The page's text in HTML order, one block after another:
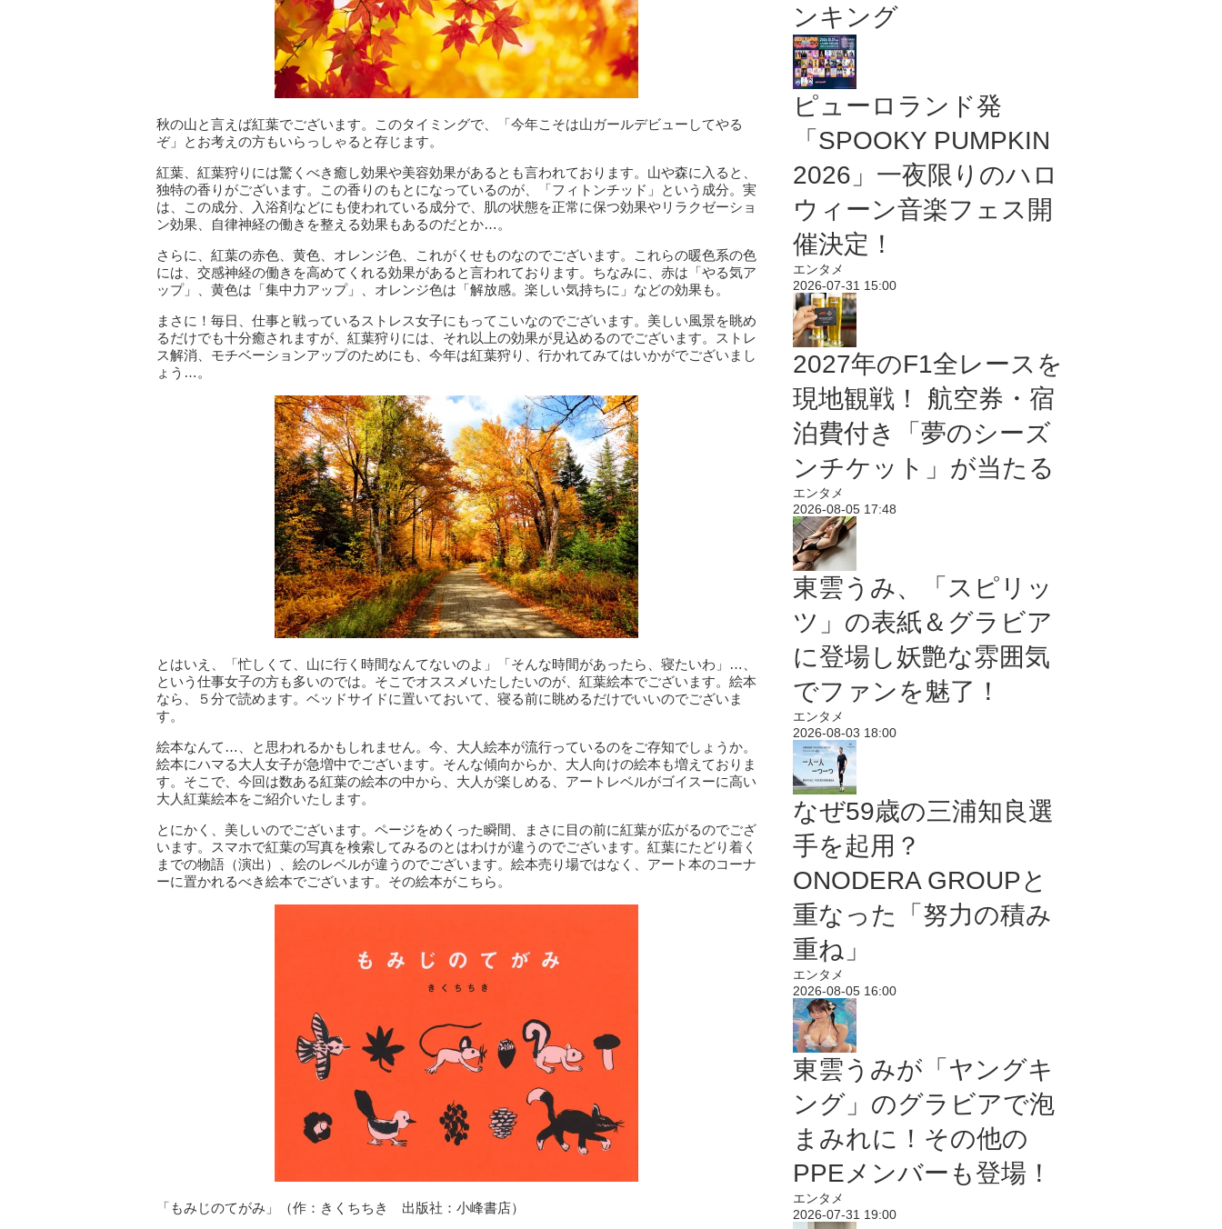
秋の山と言えば紅葉でございます。このタイミングで、「今年こそは山ガールデビューしてやる
ぞ」とお考えの方もいらっしゃると存じます。
紅葉、紅葉狩りには驚くべき癒し効果や美容効果があるとも言われております。山や森に入ると、
独特の香りがございます。この香りのもとになっているのが、「フィトンチッド」という成分。実
は、この成分、入浴剤などにも使われている成分で、肌の状態を正常に保つ効果やリラクゼーショ
ン効果、自律神経の働きを整える効果もあるのだとか…。
さらに、紅葉の赤色、黄色、オレンジ色、これがくせものなのでございます。これらの暖色系の色
には、交感神経の働きを高めてくれる効果があると言われております。ちなみに、赤は「やる気ア
ップ」、黄色は「集中力アップ」、オレンジ色は「解放感。楽しい気持ちに」などの効果も。
まさに！毎日、仕事と戦っているストレス女子にもってこいなのでございます。美しい風景を眺め
るだけでも十分癒されますが、紅葉狩りには、それ以上の効果が見込めるのでございます。ストレ
ス解消、モチベーションアップのためにも、今年は紅葉狩り、行かれてみてはいかがでございまし
ょう…。
とはいえ、「忙しくて、山に行く時間なんてないのよ」「そんな時間があったら、寝たいわ」…、
という仕事女子の方も多いのでは。そこでオススメいたしたいのが、紅葉絵本でございます。絵本
なら、５分で読めます。ベッドサイドに置いておいて、寝る前に眺めるだけでいいのでございま
す。
絵本なんて…、と思われるかもしれません。今、大人絵本が流行っているのをご存知でしょうか。
絵本にハマる大人女子が急増中でございます。そんな傾向からか、大人向けの絵本も増えておりま
す。そこで、今回は数ある紅葉の絵本の中から、大人が楽しめる、アートレベルがゴイスーに高い
大人紅葉絵本をご紹介いたします。
とにかく、美しいのでございます。ページをめくった瞬間、まさに目の前に紅葉が広がるのでござ
います。スマホで紅葉の写真を検索してみるのとはわけが違うのでございます。紅葉にたどり着く
までの物語（演出）、絵のレベルが違うのでございます。絵本売り場ではなく、アート本のコーナ
ーに置かれるべき絵本でございます。その絵本がこちら。
「もみじのてがみ」（作：きくちちき 出版社：小峰書店）
ンキング
ピューロランド発
「SPOOKY PUMPKIN
2026」一夜限りのハロ
ウィーン音楽フェス開
催決定！
エンタメ
2026-07-31 15:00
2027年のF1全レースを
現地観戦！ 航空券・宿
泊費付き「夢のシーズ
ンチケット」が当たる
エンタメ
2026-08-05 17:48
東雲うみ、「スピリッ
ツ」の表紙＆グラビア
に登場し妖艶な雰囲気
でファンを魅了！
エンタメ
2026-08-03 18:00
なぜ59歳の三浦知良選
手を起用？
ONODERA GROUPと
重なった「努力の積み
重ね」
エンタメ
2026-08-05 16:00
東雲うみが「ヤングキ
ング」のグラビアで泡
まみれに！その他の
PPEメンバーも登場！
エンタメ
2026-07-31 19:00